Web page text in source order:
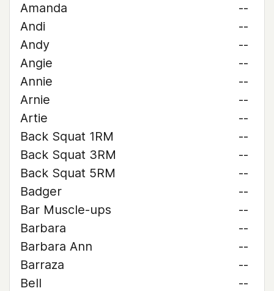
Amanda
--
Andi
--
Andy
--
Angie
--
Annie
--
Arnie
--
Artie
--
Back Squat 1RM
--
Back Squat 3RM
--
Back Squat 5RM
--
Badger
--
Bar Muscle-ups
--
Barbara
--
Barbara Ann
--
Barraza
--
Bell
--